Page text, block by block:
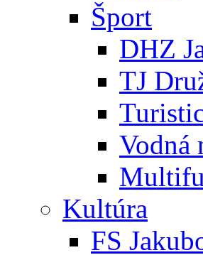
Šport
DHZ
TJ
Vodná
Kultúra
FS